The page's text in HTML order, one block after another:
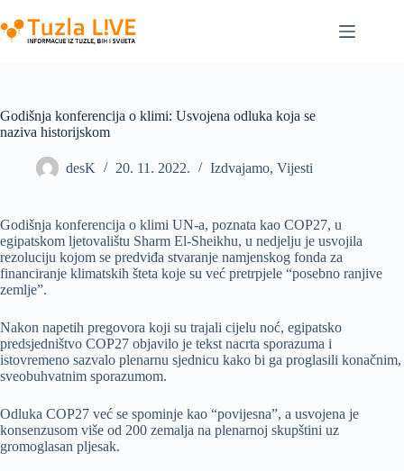
to
content
Godišnja konferencija o klimi: Usvojena odluka koja se
naziva historijskom
desK 20. 11. 2022. Izdvajamo, Vijesti
Godišnja konferencija o klimi UN-a, poznata kao COP27, u
egipatskom ljetovalištu Sharm El-Sheikhu, u nedjelju je usvojila
rezoluciju kojom se predviđa stvaranje namjenskog fonda za
financiranje klimatskih šteta koje su već pretrpjele “posebno ranjive
zemlje”.
Nakon napetih pregovora koji su trajali cijelu noć, egipatsko
predsjedništvo COP27 objavilo je tekst nacrta sporazuma i
istovremeno sazvalo plenarnu sjednicu kako bi ga proglasili konačnim,
sveobuhvatnim sporazumom.
Odluka COP27 već se spominje kao “povijesna”, a usvojena je
konsenzusom više od 200 zemalja na plenarnoj skupštini uz
gromoglasan pljesak.